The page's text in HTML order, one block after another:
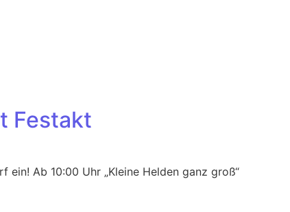
Festakt
Ab 10:00 Uhr „Kleine Helden ganz groß“